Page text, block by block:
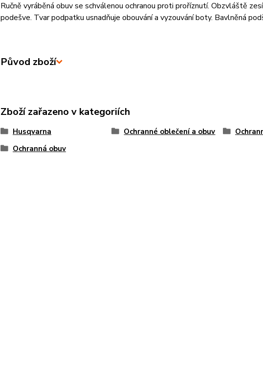
Ručně vyráběná obuv se schválenou ochranou proti proříznutí. Obzvláště
podešve. Tvar podpatku usnadňuje obouvání a vyzouvání boty. Bavlněná
Původ zboží
Zboží zařazeno v kategoriích
Husqvarna Ochranné oblečení a obuv
Ochranná obuv